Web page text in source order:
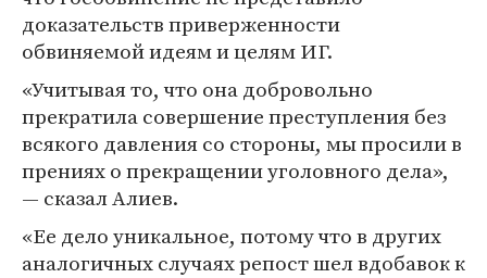
доказательств приверженности
обвиняемой идеям и целям ИГ.
«Учитывая то, что она добровольно
прекратила совершение преступления без
всякого давления со стороны, мы просили в
прениях о прекращении уголовного дела»,
— сказал Алиев.
«Ее дело уникальное, потому что в других
аналогичных случаях репост шел вдобавок к